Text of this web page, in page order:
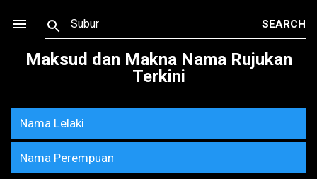
Maksud dan Makna Nama Rujukan
Terkini
Nama Lelaki
Nama Perempuan